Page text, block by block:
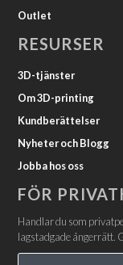
Outlet
RESURSER
3D-tjänster
Om 3D-printing
Kundberättelser
Nyheter och Blogg
Jobba hos oss
FÖR
Handlar du som
lagstadgade ångerrätt.